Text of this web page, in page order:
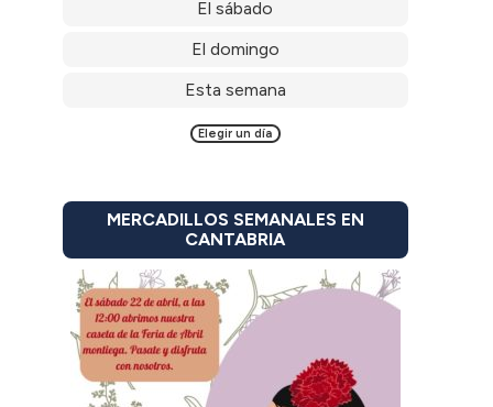
El sábado
El domingo
Esta semana
Elegir un día
MERCADILLOS SEMANALES EN
CANTABRIA